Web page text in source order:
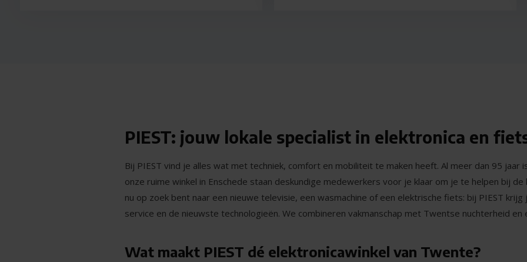
PIEST: jouw lokale specialist in elektronica en
Bij PIEST vind je alles wat met techniek, comfort en mobiliteit te maken heeft. Al meer dan 95 jaar
onze ruime winkel in Enschede staan deskundige medewerkers voor je klaar om je te helpen bij
nu op zoek bent naar een nieuwe televisie, een wasmachine of een elektrische fiets: bij PIEST
service en de nieuwste technologieën. We combineren vakmanschap met Twentse nuchterheid en
Wat maakt PIEST dé elektronicawinkel van Twente?